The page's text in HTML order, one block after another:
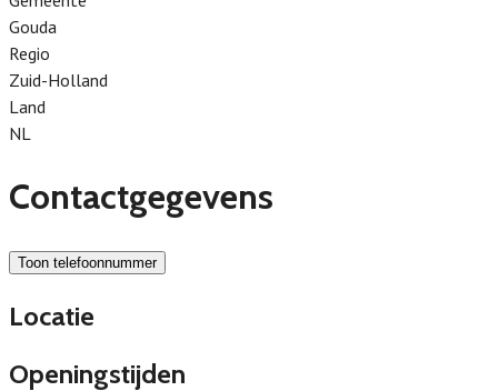
Gouda
Regio
Zuid-Holland
Land
NL
Contactgegevens
Toon telefoonnummer
Locatie
Openingstijden